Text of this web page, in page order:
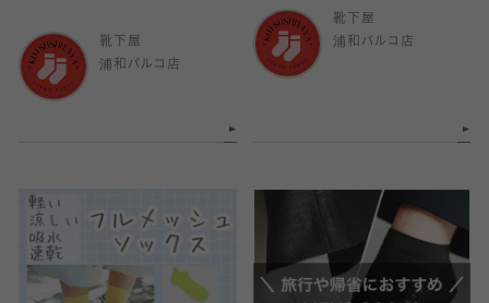
靴下屋
浦和パルコ店
靴下屋
浦和パルコ店